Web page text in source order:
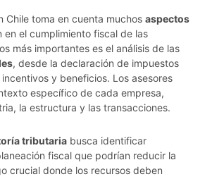
Chile toma en cuenta muchos aspectos
en el cumplimiento fiscal de las
más importantes es el análisis de las
, desde la declaración de impuestos
y beneficios. Los asesores
específico de cada empresa,
la estructura y las transacciones.
tributaria busca identificar
fiscal que podrían reducir la
crucial donde los recursos deben